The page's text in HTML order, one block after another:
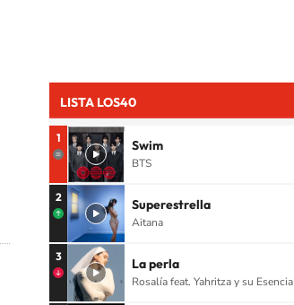
LISTA LOS40
1 Swim
BTS
2 Superestrella
Aitana
3 La perla
Rosalía feat. Yahritza y su Esencia